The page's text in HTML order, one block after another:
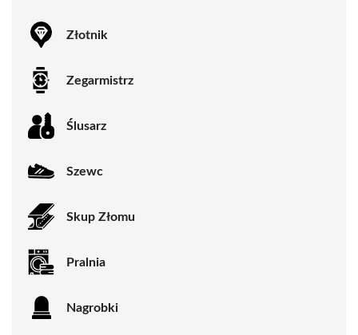
Złotnik
Zegarmistrz
Ślusarz
Szewc
Skup Złomu
Pralnia
Nagrobki